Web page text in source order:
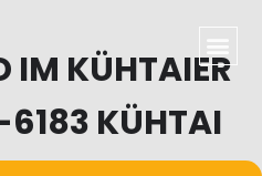
IM KÜHTAIER
6183 KÜHTAI